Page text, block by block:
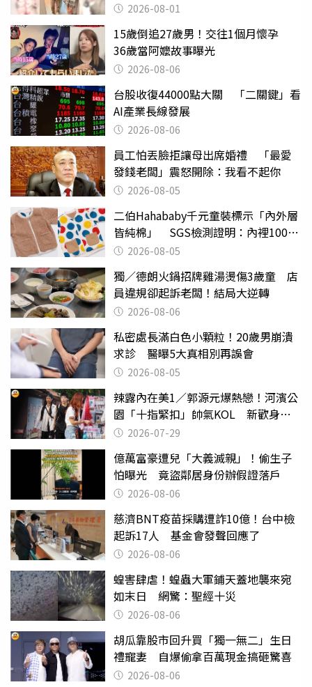
2026-08-01
15歲倒追27歲男！交往1個月懷孕
36歲當阿嬤故事曝光
2026-08-06
台股收復44000點大關 「二關鍵」看
AI產業長線發展
2026-08-06
員工怕丟臉拒讓母出席婚禮 「最愛
發錢老闆」震怒開除：我看不起你
2026-08-05
二伯Hahababy千元童裝標示「內外層
皆純棉」 SGS檢測證明：內裡100%
聚酯纖維
2026-08-05
獨／德朗火鍋招牌雞湯燙傷3歲童 店
員違規卻起訴老闆！結局大逆轉
2026-08-06
私密處長滿白色小顆粒！20歲男崩潰
求診 醫曝5大真相別再誤會
2026-08-05
辣露內在美1／郭源元爆熱戀！河濱公
園「十指緊扣」帥氣KOL 新歡身份
曝光2026-07-29
億萬富豪遭兒「大義滅親」！偷生子
怕曝光 竟盜鄰居身份辦假證落戶
2026-08-06
慈濟BNT疫苗採購遭詐10億！台中檢
起訴17人 基金會發聲回應了
2026-08-06
蝗害肆虐！蝗蟲大軍鋪天蓋地襲來宛
如末日 網驚：聖經十災
2026-08-06
胡瓜靠股市回升買「獨一無二」生日
禮寵妻 自爆偷拿百萬現金搞砸驚喜
2026-08-06